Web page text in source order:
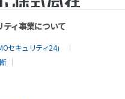
ティ事業について
セキュリティ24」